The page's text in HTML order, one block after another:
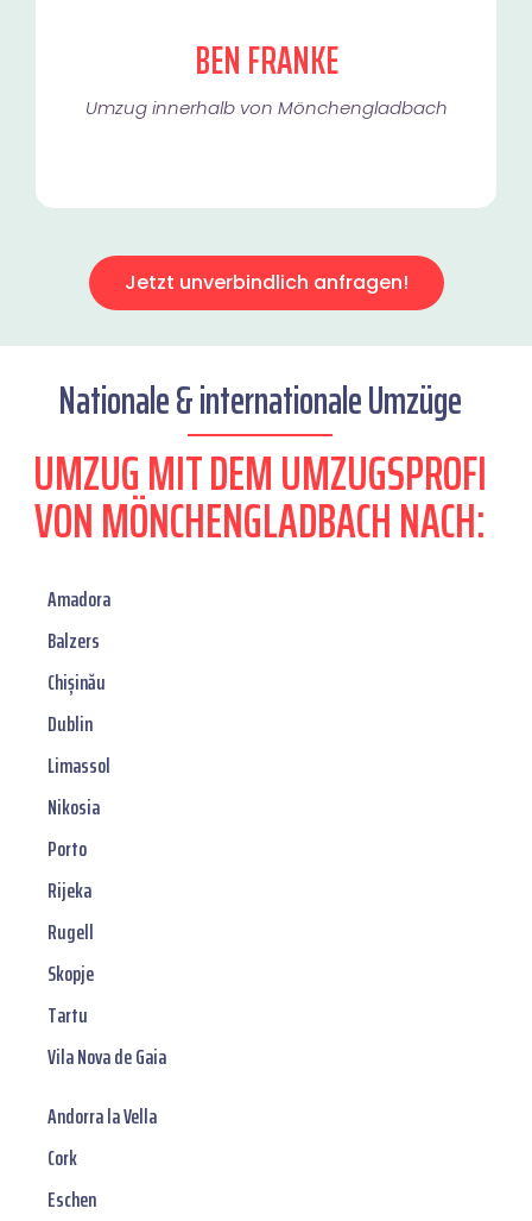
BEN FRANKE
Umzug innerhalb von Mönchengladbach​
Jetzt unverbindlich anfragen!
Nationale & internationale Umzüge
UMZUG MIT DEM UMZUGSPROFI
VON MÖNCHENGLADBACH NACH:
Amadora
Balzers
Chișinău
Dublin
Limassol
Nikosia
Porto
Rijeka
Rugell
Skopje
Tartu
Vila Nova de Gaia
Andorra la Vella
Cork
Eschen